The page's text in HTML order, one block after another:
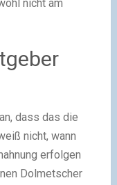
nicht am
dass das die
nicht, wann
erfolgen
Dolmetscher